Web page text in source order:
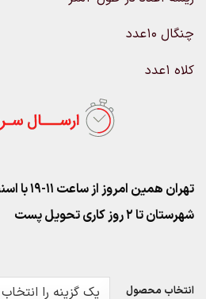
چنگال 10عدد
کلاه 1عدد
تهران همین امروز از ساعت ۱۱-۱۹ با اسنپ
شهرستان تا 2 روز کاری تحویل پست
انتخاب محصول